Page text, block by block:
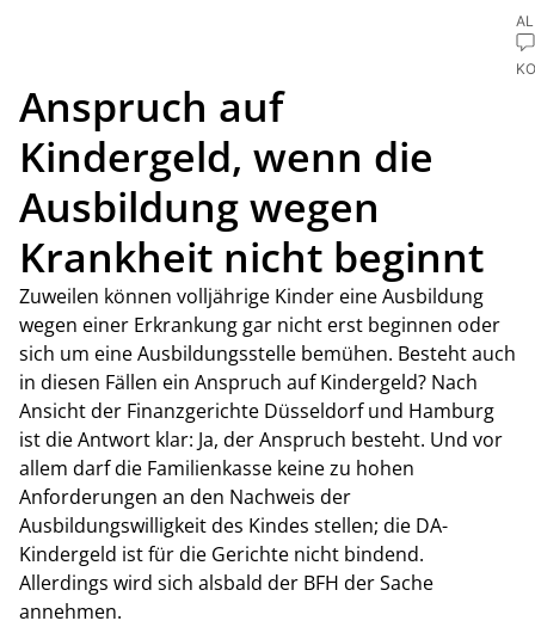
Anspruch auf
Kindergeld, wenn die
Ausbildung wegen
Krankheit nicht beginnt
Zuweilen können volljährige Kinder eine Ausbildung
wegen einer Erkrankung gar nicht erst beginnen oder
sich um eine Ausbildungsstelle bemühen. Besteht auch
in diesen Fällen ein Anspruch auf Kindergeld? Nach
Ansicht der Finanzgerichte Düsseldorf und Hamburg
ist die Antwort klar: Ja, der Anspruch besteht. Und vor
allem darf die Familienkasse keine zu hohen
Anforderungen an den Nachweis der
Ausbildungswilligkeit des Kindes stellen; die DA-
Kindergeld ist für die Gerichte nicht bindend.
Allerdings wird sich alsbald der BFH der Sache
annehmen.